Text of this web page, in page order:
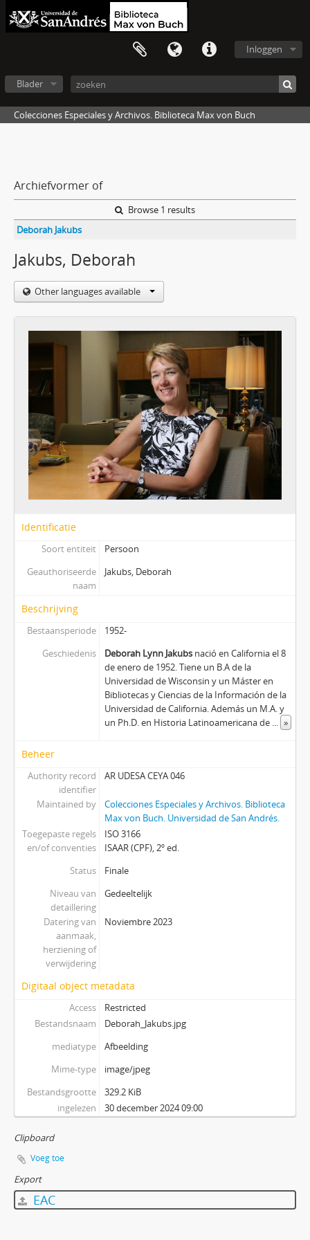
Inloggen
Blader
Colecciones Especiales y Archivos. Biblioteca Max von Buch
Archiefvormer of
Browse 1 results
Deborah Jakubs
Jakubs, Deborah
Other languages available
Identificatie
Soort entiteit
Persoon
Geauthoriseerde
naam
Jakubs, Deborah
Beschrijving
Bestaansperiode
1952-
Geschiedenis
Deborah Lynn Jakubsnació en California el 8
de enero de 1952. Tiene un B.A de la
Universidad de Wisconsin y un Máster en
Bibliotecas y Ciencias de la Información de la
Universidad de California. Además un M.A. y
un Ph.D. en Historia Latinoamericana de ... »
Beheer
Authority record
identifier
AR UDESA CEYA 046
Maintained by
Colecciones Especiales y Archivos. Biblioteca
Max von Buch. Universidad de San Andrés.
Toegepaste regels
en/of conventies
ISO 3166
ISAAR (CPF), 2º ed.
Status
Finale
Niveau van
detaillering
Gedeeltelijk
Datering van
aanmaak,
herziening of
verwijdering
Noviembre 2023
Digitaal object metadata
Access
Restricted
Bestandsnaam
Deborah_Jakubs.jpg
mediatype
Afbeelding
Mime-type
image/jpeg
Bestandsgrootte
329.2 KiB
ingelezen
30 december 2024 09:00
Clipboard
Voeg toe
Export
EAC